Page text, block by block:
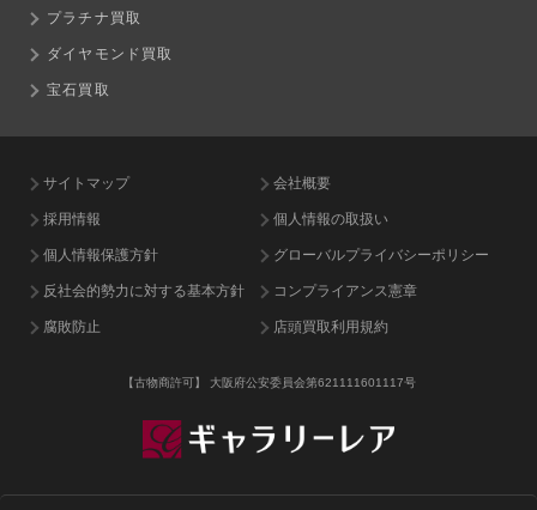
プラチナ買取
ダイヤモンド買取
宝石買取
サイトマップ 会社概要
採用情報 個人情報の取扱い
個人情報保護方針 グローバルプライバシーポリシー
反社会的勢力に対する基本方針 コンプライアンス憲章
腐敗防止 店頭買取利用規約
【古物商許可】 大阪府公安委員会第621111601117号